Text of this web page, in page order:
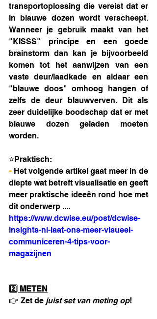
transportoplossing die vereist dat er
in blauwe dozen wordt verscheept.
Wanneer je gebruik maakt van het
"KISSS" principe en een goede
brainstorm dan kan je bijvoorbeeld
komen tot het aanwijzen van een
vaste deur/laadkade en aldaar een
"blauwe doos" omhoog hangen of
zelfs de deur blauwverven. Dit als
zeer duidelijke boodschap dat er met
blauwe dozen geladen moeten
worden.
⭐Praktisch:
- Het volgende artikel gaat meer in de
diepte wat betreft visualisatie en geeft
meer praktische ideeën rond hoe met
dit onderwerp ....
https://www.dcwise.eu/post/dcwise-
insights-nl-laat-ons-meer-visueel-
communiceren-4-tips-voor-
magazijnen
2️⃣ METEN
👉 Zet de juist set van meting op!